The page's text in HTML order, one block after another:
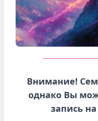
Внимание!
однако Вы
запись